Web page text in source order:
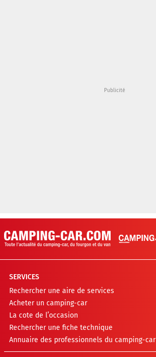
SERVICES
Rechercher une aire de services
Acheter un camping-car
La cote de l’occasion
Rechercher une fiche technique
Annuaire des professionnels du camping-car